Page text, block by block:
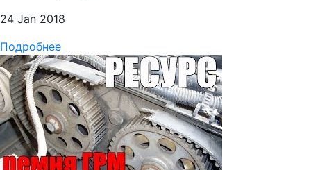
24 Jan 2018
Подробнее